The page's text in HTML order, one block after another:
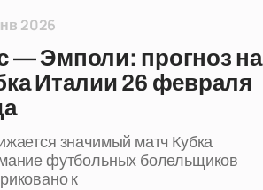
2026
— Эмполи: прогноз на
Италии 26 февраля
значимый матч Кубка
футбольных болельщиков
к